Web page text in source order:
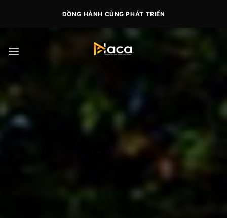
ĐỒNG HÀNH CÙNG PHÁT TRIỂN